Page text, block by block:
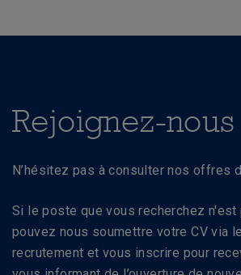
Rejoignez-nous
N’hésitez pas à consulter nos offres
Si le poste que vous recherchez
pouvez nous soumettre votre CV via
recrutement et vous inscrire pour